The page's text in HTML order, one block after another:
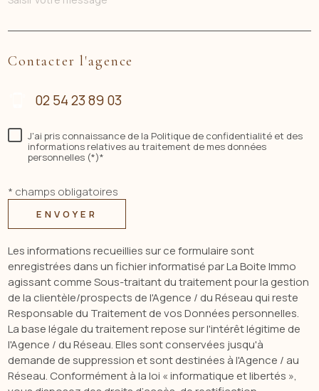
Contacter l'agence
02 54 23 89 03
J'ai pris connaissance de la Politique de confidentialité et des
informations relatives au traitement de mes données
personnelles (*)*
* champs obligatoires
ENVOYER
Les informations recueillies sur ce formulaire sont
enregistrées dans un fichier informatisé par La Boite Immo
agissant comme Sous-traitant du traitement pour la gestion
de la clientèle/prospects de l'Agence / du Réseau qui reste
Responsable du Traitement de vos Données personnelles.
La base légale du traitement repose sur l'intérêt légitime de
l'Agence / du Réseau. Elles sont conservées jusqu'à
demande de suppression et sont destinées à l'Agence / au
Réseau. Conformément à la loi « informatique et libertés »,